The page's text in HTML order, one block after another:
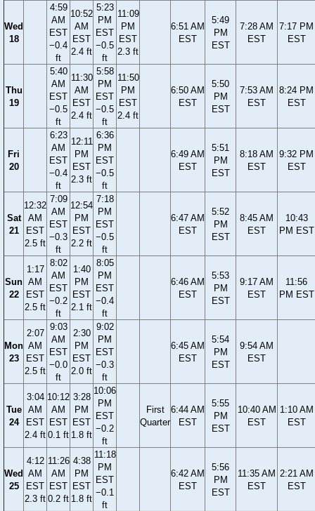
Wed
18
4:59
AM
EST
−0.4
ft
10:52
AM
EST
2.4 ft
5:23
PM
EST
−0.5
ft
11:09
PM
EST
2.3 ft
6:51 AM
EST
5:49
PM
EST
7:28 AM
EST
7:17 PM
EST
Thu
19
5:40
AM
EST
−0.5
ft
11:30
AM
EST
2.4 ft
5:58
PM
EST
−0.5
ft
11:50
PM
EST
2.4 ft
6:50 AM
EST
5:50
PM
EST
7:53 AM
EST
8:24 PM
EST
Fri
20
6:23
AM
EST
−0.4
ft
12:11
PM
EST
2.3 ft
6:36
PM
EST
−0.5
ft
6:49 AM
EST
5:51
PM
EST
8:18 AM
EST
9:32 PM
EST
Sat
21
12:32
AM
EST
2.5 ft
7:09
AM
EST
−0.3
ft
12:54
PM
EST
2.2 ft
7:18
PM
EST
−0.5
ft
6:47 AM
EST
5:52
PM
EST
8:45 AM
EST
10:43
PM EST
Sun
22
1:17
AM
EST
2.5 ft
8:02
AM
EST
−0.2
ft
1:40
PM
EST
2.1 ft
8:05
PM
EST
−0.4
ft
6:46 AM
EST
5:53
PM
EST
9:17 AM
EST
11:56
PM EST
Mon
23
2:07
AM
EST
2.5 ft
9:03
AM
EST
−0.0
ft
2:30
PM
EST
2.0 ft
9:02
PM
EST
−0.3
ft
6:45 AM
EST
5:54
PM
EST
9:54 AM
EST
Tue
24
3:04
AM
EST
2.4 ft
10:12
AM
EST
0.1 ft
3:28
PM
EST
1.8 ft
10:06
PM
EST
−0.2
ft
First
Quarter
6:44 AM
EST
5:55
PM
EST
10:40 AM
EST
1:10 AM
EST
Wed
25
4:12
AM
EST
2.3 ft
11:26
AM
EST
0.2 ft
4:38
PM
EST
1.8 ft
11:18
PM
EST
−0.1
ft
6:42 AM
EST
5:56
PM
EST
11:35 AM
EST
2:21 AM
EST